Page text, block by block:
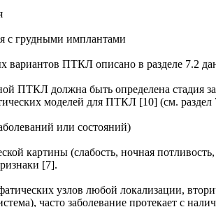
с грудными имплантами
вариантов ПТКЛ описано в разделе 7.2
ПТКЛ должна быть определена стадия
моделей для ПТКЛ [10] (см.
или состояний)
картины (слабость, ночная
[7].
узлов любой локализации,
часто заболевание протекает с